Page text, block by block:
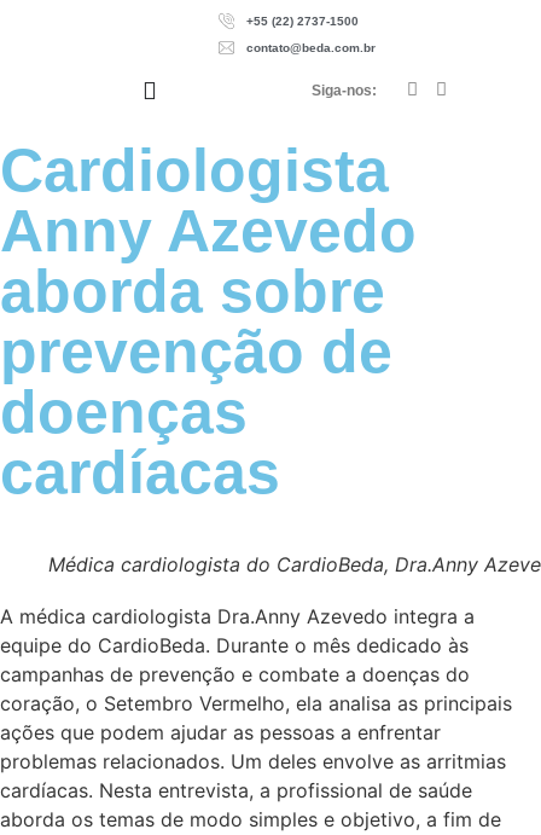
+55 (22) 2737-1500
contato@beda.com.br
Siga-nos:
Cardiologista
Anny Azevedo
aborda sobre
prevenção de
doenças
cardíacas
Médica cardiologista do CardioBeda, Dra.Anny
A médica cardiologista Dra.Anny Azevedo integra a
equipe do CardioBeda. Durante o mês dedicado às
campanhas de prevenção e combate a doenças do
coração, o Setembro Vermelho, ela analisa as principais
ações que podem ajudar as pessoas a enfrentar
problemas relacionados. Um deles envolve as arritmias
cardíacas. Nesta entrevista, a profissional de saúde
aborda os temas de modo simples e objetivo, a fim de